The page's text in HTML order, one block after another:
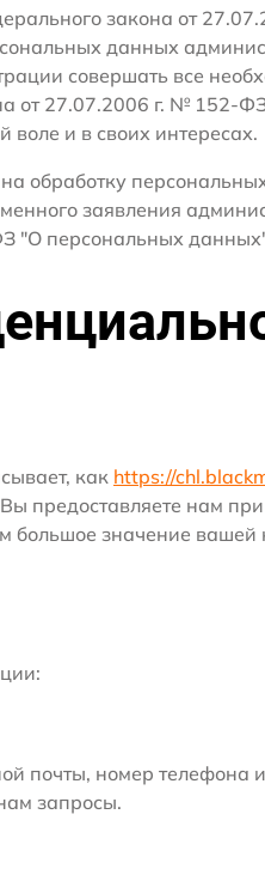
закона от
данных
совершать все
от 27.07.2006 г. №
воле и в своих интересах.
обработку
заявления
"О персональных
как https://
предоставляете нам
большое значение
почты, номер телефона
запросы.